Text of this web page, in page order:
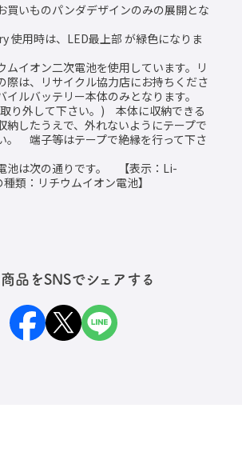
買いものパンダデザインのみの展開とな
使用時は、LED最上部 が緑色になりま
ムイオン二次電池を使用しています。リ
際は、リサイクル協力店にお持ちくださ
イルバッテリー本体のみとなります。
り外して下さい。) 本体に収納できる
納したうえで、外れないようにテープで
。 端子等はテープで絶縁を行って下さ
池は次の通りです。 【表示：Li-
類：リチウムイオン電池】
品をSNSでシェアする